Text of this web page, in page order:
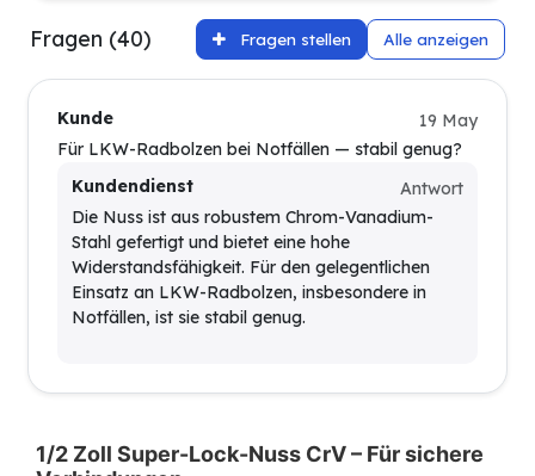
Fragen (40) Fragen stellen Alle anzeigen
Kunde
19 May
Für LKW-Radbolzen bei Notfällen — stabil genug?
Kundendienst
Antwort
Die Nuss ist aus robustem Chrom-Vanadium-
Stahl gefertigt und bietet eine hohe
Widerstandsfähigkeit. Für den gelegentlichen
Einsatz an LKW-Radbolzen, insbesondere in
Notfällen, ist sie stabil genug.
1/2 Zoll Super-Lock-Nuss CrV – Für sichere